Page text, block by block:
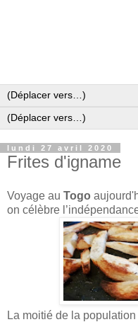
lundi 27 avril 2020
Frites d'igname
Voyage au Togo
on célèbre
La moitié de la